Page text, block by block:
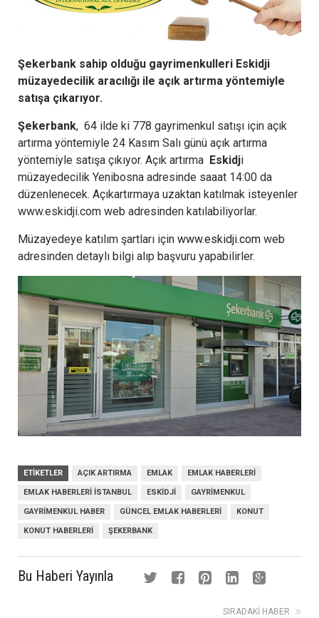
Şekerbank sahip olduğu gayrimenkulleri Eskidji
müzayedecilik aracılığı ile açık artırma yöntemiyle
satışa çıkarıyor.
Şekerbank, 64 ilde ki 778 gayrimenkul satışı için açık
artırma yöntemiyle 24 Kasım Salı günü açık artırma
yöntemiyle satışa çıkıyor. Açık artırma Eskidji
müzayedecilik Yenibosna adresinde saaat 14:00 da
düzenlenecek. Açıkartırmaya uzaktan katılmak isteyenler
www.eskidji.com web adresinden katılabiliyorlar.
Müzayedeye katılım şartları için www.eskidji.com web
adresinden detaylı bilgi alıp başvuru yapabilirler.
ETIKETLER AÇIK ARTIRMA EMLAK EMLAK HABERLERI
EMLAK HABERLERI ISTANBUL ESKIDJI GAYRIMENKUL
GAYRIMENKUL HABER GÜNCEL EMLAK HABERLERI KONUT
KONUT HABERLERI ŞEKERBANK
Bu Haberi Yayınla
SIRADAKI HABER